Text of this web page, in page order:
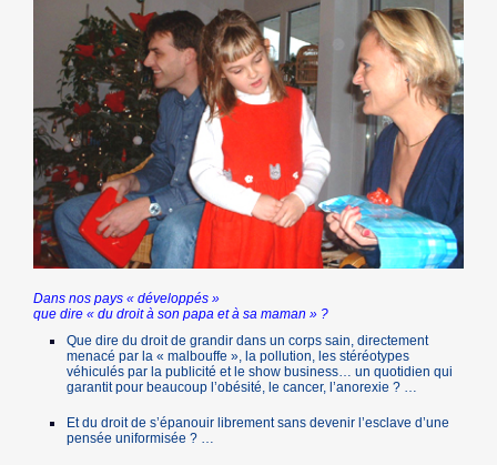
Dans nos pays « développés »
que dire « du droit à son papa et à sa maman » ?
Que dire du droit de grandir dans un corps sain, directement
menacé par la « malbouffe », la pollution, les stéréotypes
véhiculés par la publicité et le show business… un quotidien qui
garantit pour beaucoup l’obésité, le cancer, l’anorexie ? …
Et du droit de s’épanouir librement sans devenir l’esclave d’une
pensée uniformisée ? …